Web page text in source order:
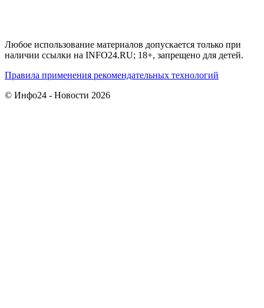
Любое использование материалов допускается только при
наличии ссылки на INFO24.RU; 18+, запрещено для детей.
Правила применения рекомендательных технологий
© Инфо24 - Новости 2026